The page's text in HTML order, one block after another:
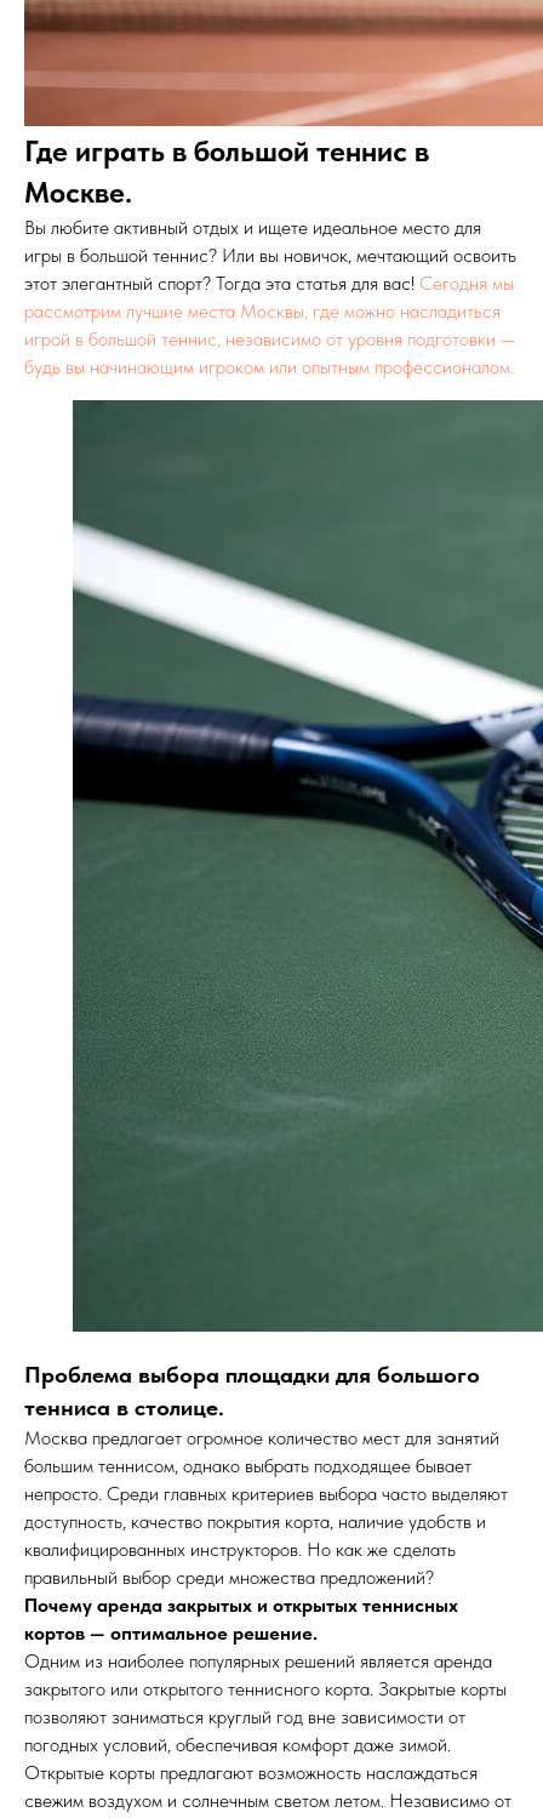
Где играть в большой теннис в
Москве.
Вы любите активный отдых и ищете идеальное место для
игры в большой теннис? Или вы новичок, мечтающий освоить
этот элегантный спорт? Тогда эта статья для вас! Сегодня мы
рассмотрим лучшие места Москвы, где можно насладиться
игрой в большой теннис, независимо от уровня подготовки —
будь вы начинающим игроком или опытным профессионалом.
Проблема выбора площадки для большого
тенниса в столице.
Москва предлагает огромное количество мест для занятий
большим теннисом, однако выбрать подходящее бывает
непросто. Среди главных критериев выбора часто выделяют
доступность, качество покрытия корта, наличие удобств и
квалифицированных инструкторов. Но как же сделать
правильный выбор среди множества предложений?
Почему аренда закрытых и открытых теннисных
кортов — оптимальное решение.
Одним из наиболее популярных решений является аренда
закрытого или открытого теннисного корта. Закрытые корты
позволяют заниматься круглый год вне зависимости от
погодных условий, обеспечивая комфорт даже зимой.
Открытые корты предлагают возможность наслаждаться
свежим воздухом и солнечным светом летом. Независимо от